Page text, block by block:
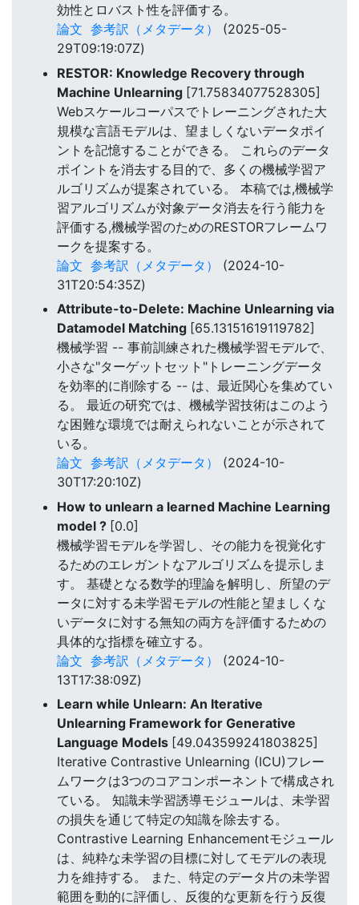
効性とロバスト性を評価する。
論文 参考訳（メタデータ）
(2025-05-
29T09:19:07Z)
RESTOR: Knowledge Recovery through
Machine Unlearning [71.75834077528305]
Webスケールコーパスでトレーニングされた大
規模な言語モデルは、望ましくないデータポイ
ントを記憶することができる。 これらのデータ
ポイントを消去する目的で、多くの機械学習ア
ルゴリズムが提案されている。 本稿では,機械学
習アルゴリズムが対象データ消去を行う能力を
評価する,機械学習のためのRESTORフレームワ
ークを提案する。
論文 参考訳（メタデータ）
(2024-10-
31T20:54:35Z)
Attribute-to-Delete: Machine Unlearning via
Datamodel Matching [65.13151619119782]
機械学習 -- 事前訓練された機械学習モデルで、
小さな"ターゲットセット"トレーニングデータ
を効率的に削除する -- は、最近関心を集めてい
る。 最近の研究では、機械学習技術はこのよう
な困難な環境では耐えられないことが示されて
いる。
論文 参考訳（メタデータ）
(2024-10-
30T17:20:10Z)
How to unlearn a learned Machine Learning
model ? [0.0]
機械学習モデルを学習し、その能力を視覚化す
るためのエレガントなアルゴリズムを提示しま
す。 基礎となる数学的理論を解明し、所望のデ
ータに対する未学習モデルの性能と望ましくな
いデータに対する無知の両方を評価するための
具体的な指標を確立する。
論文 参考訳（メタデータ）
(2024-10-
13T17:38:09Z)
Learn while Unlearn: An Iterative
Unlearning Framework for Generative
Language Models [49.043599241803825]
Iterative Contrastive Unlearning (ICU)フレー
ムワークは3つのコアコンポーネントで構成され
ている。 知識未学習誘導モジュールは、未学習
の損失を通じて特定の知識を除去する。
Contrastive Learning Enhancementモジュール
は、純粋な未学習の目標に対してモデルの表現
力を維持する。 また、特定のデータ片の未学習
範囲を動的に評価し、反復的な更新を行う反復